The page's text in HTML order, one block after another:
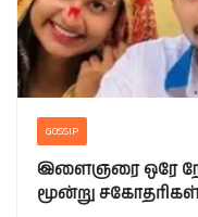
GOSSIP
இளைஞரை ஒரே
மூன்று